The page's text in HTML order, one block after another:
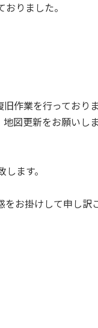
りました。
作業を行っておりま
図更新をお願いしま
ます。
お掛けして申し訳